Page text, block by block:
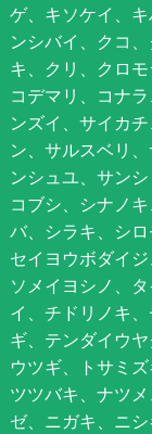
ゲ、キソケイ、
ンシバイ、クコ
キ、クリ、クロ
コデマリ、コナ
ンズイ、サイカ
ン、サルスベリ
ンシュユ、サン
コブシ、シナノ
バ、シラキ、シ
セイヨウボダイ
ソメイヨシノ、
イ、チドリノキ
ギ、テンダイウ
ウツギ、トサミ
ツツバキ、ナツ
ゼ、ニガキ、ニ